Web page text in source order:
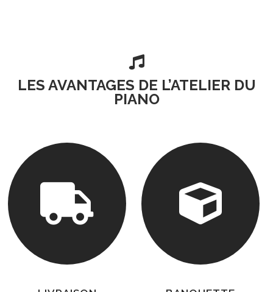

LES AVANTAGES DE L’ATELIER DU
PIANO
 